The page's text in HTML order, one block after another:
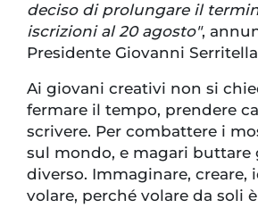
deciso di prolungare il
iscrizioni al 20 agosto",
Presidente Giovanni
Ai giovani creativi non si
fermare il tempo, prendere
scrivere. Per combattere i
sul mondo, e magari buttare
diverso. Immaginare, creare,
volare, perché volare da soli